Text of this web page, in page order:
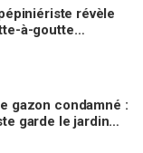
révèle
à-goutte
gazon condamné :
garde le jardin